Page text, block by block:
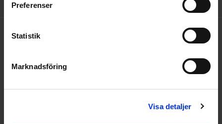
Preferenser
Statistik
Marknadsföring
Visa detaljer
Köp- och leveransvillkor